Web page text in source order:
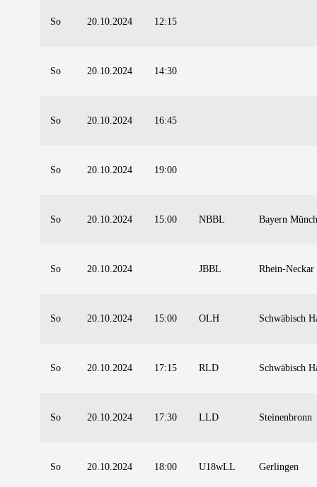
So 20.10.2024 12:15
So 20.10.2024 14:30
So 20.10.2024 16:45
So 20.10.2024 19:00
So 20.10.2024 15:00 NBBL Bayern
So 20.10.2024 JBBL Rhein-Neckar
So 20.10.2024 15:00 OLH Schwäbisch
So 20.10.2024 17:15 RLD Schwäbisch
So 20.10.2024 17:30 LLD Steinenbronn
So 20.10.2024 18:00 U18wLL Gerlingen